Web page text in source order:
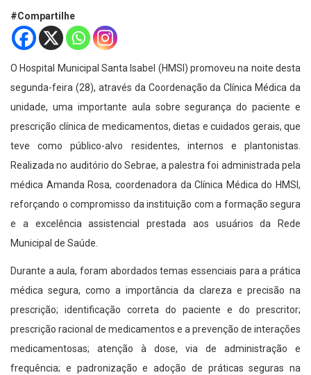
#Compartilhe
O Hospital Municipal Santa Isabel (HMSI) promoveu na noite desta
segunda-feira (28), através da Coordenação da Clínica Médica da
unidade, uma importante aula sobre segurança do paciente e
prescrição clínica de medicamentos, dietas e cuidados gerais, que
teve como público-alvo residentes, internos e plantonistas.
Realizada no auditório do Sebrae, a palestra foi administrada pela
médica Amanda Rosa, coordenadora da Clínica Médica do HMSI,
reforçando o compromisso da instituição com a formação segura
e a excelência assistencial prestada aos usuários da Rede
Municipal de Saúde.
Durante a aula, foram abordados temas essenciais para a prática
médica segura, como a importância da clareza e precisão na
prescrição; identificação correta do paciente e do prescritor;
prescrição racional de medicamentos e a prevenção de interações
medicamentosas; atenção à dose, via de administração e
frequência; e padronização e adoção de práticas seguras na